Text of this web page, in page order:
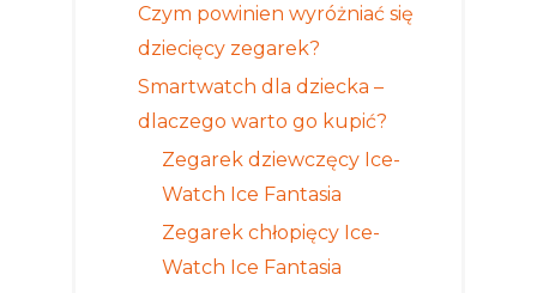
Czym powinien wyróżniać się
dziecięcy zegarek?
Smartwatch dla dziecka –
dlaczego warto go kupić?
Zegarek dziewczęcy Ice-
Watch Ice Fantasia
Zegarek chłopięcy Ice-
Watch Ice Fantasia